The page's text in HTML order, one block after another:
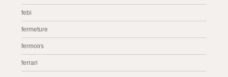
febi
fermeture
fermoirs
ferrari